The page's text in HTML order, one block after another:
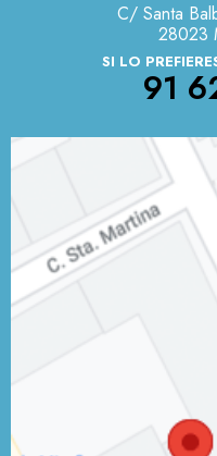
C/ Santa
28023
SI LO
91